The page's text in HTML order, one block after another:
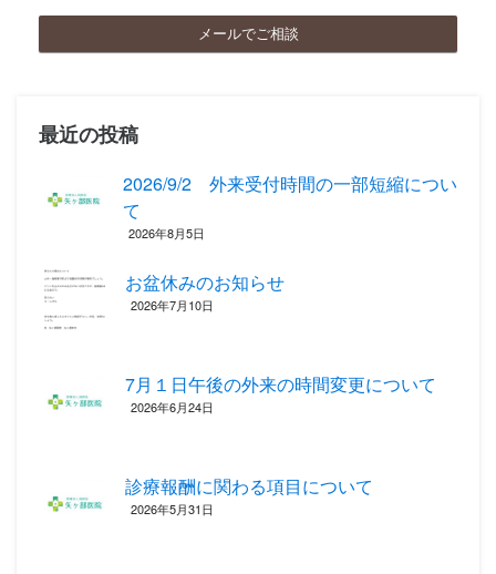
メールでご相談
最近の投稿
2026/9/2 外来受付時間の一部短縮につい
て
2026年8月5日
お盆休みのお知らせ
2026年7月10日
7月１日午後の外来の時間変更について
2026年6月24日
診療報酬に関わる項目について ‎
2026年5月31日